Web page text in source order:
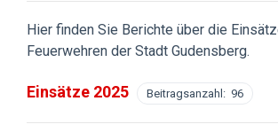
Hier finden Sie Berichte über die
Feuerwehren der Stadt Gudensberg.
Einsätze 2025 Beitragsanzahl: 96